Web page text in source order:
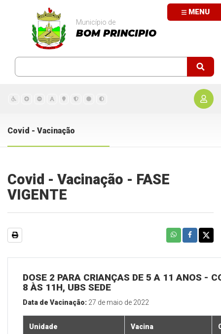
MENU
Município de
BOM PRINCIPIO
Covid - Vacinação
Covid - Vacinação - FASE
VIGENTE
DOSE 2 PARA CRIANÇAS DE 5 A 11 ANOS -
8 ÀS 11H, UBS SEDE
Data de Vacinação: 27 de maio de 2022
Unidade Vacina